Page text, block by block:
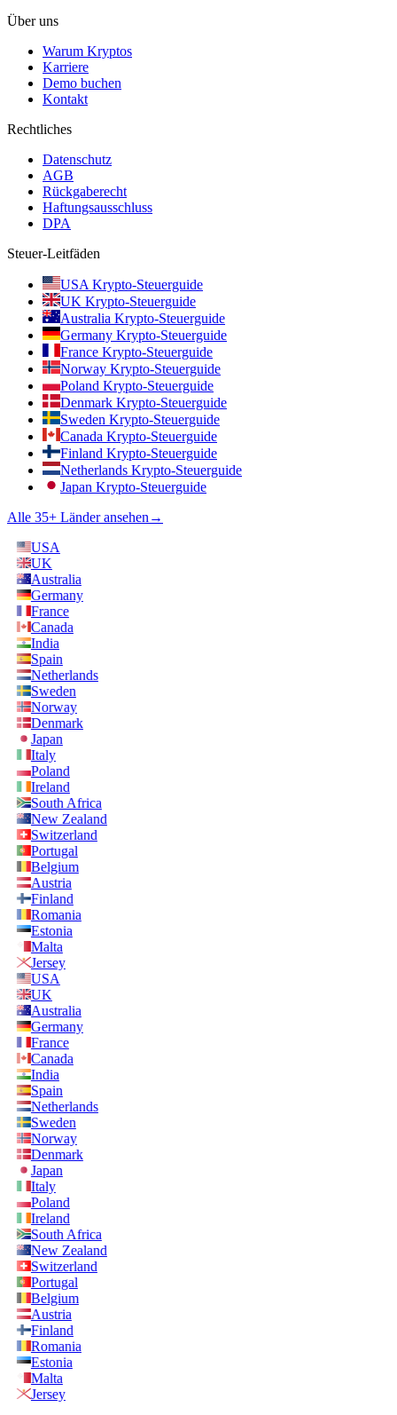
Über uns
Warum Kryptos
Karriere
Demo buchen
Kontakt
Rechtliches
Datenschutz
AGB
Rückgaberecht
Haftungsausschluss
DPA
Steuer-Leitfäden
USA Krypto-Steuerguide
UK Krypto-Steuerguide
Australia Krypto-Steuerguide
Germany Krypto-Steuerguide
France Krypto-Steuerguide
Norway Krypto-Steuerguide
Poland Krypto-Steuerguide
Denmark Krypto-Steuerguide
Sweden Krypto-Steuerguide
Canada Krypto-Steuerguide
Finland Krypto-Steuerguide
Netherlands Krypto-Steuerguide
Japan Krypto-Steuerguide
Alle 35+ Länder ansehen →
USA
UK
Australia
Germany
France
Canada
India
Spain
Netherlands
Sweden
Norway
Denmark
Japan
Italy
Poland
Ireland
South Africa
New Zealand
Switzerland
Portugal
Belgium
Austria
Finland
Romania
Estonia
Malta
Jersey
USA
UK
Australia
Germany
France
Canada
India
Spain
Netherlands
Sweden
Norway
Denmark
Japan
Italy
Poland
Ireland
South Africa
New Zealand
Switzerland
Portugal
Belgium
Austria
Finland
Romania
Estonia
Malta
Jersey